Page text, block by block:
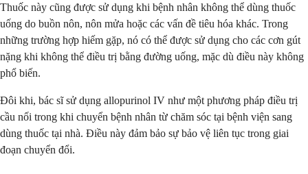
Thuốc này cũng được sử dụng khi bệnh nhân không thể dùng thuốc
uống do buồn nôn, nôn mửa hoặc các vấn đề tiêu hóa khác. Trong
những trường hợp hiếm gặp, nó có thể được sử dụng cho các cơn gút
nặng khi không thể điều trị bằng đường uống, mặc dù điều này không
phổ biến.
Đôi khi, bác sĩ sử dụng allopurinol IV như một phương pháp điều trị
cầu nối trong khi chuyển bệnh nhân từ chăm sóc tại bệnh viện sang
dùng thuốc tại nhà. Điều này đảm bảo sự bảo vệ liên tục trong giai
đoạn chuyển đổi.